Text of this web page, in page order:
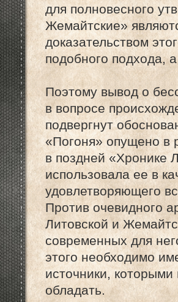
для полновесного
Жемайтские»
доказательством
подобного подхода,
Поэтому вывод о
в вопросе
подвергнут
«Погоня» опущено в
в поздней «Хронике
использовала ее в
удовлетворяющего
Против очевидного
Литовской и
современных для
этого необходимо
источники,
обладать.